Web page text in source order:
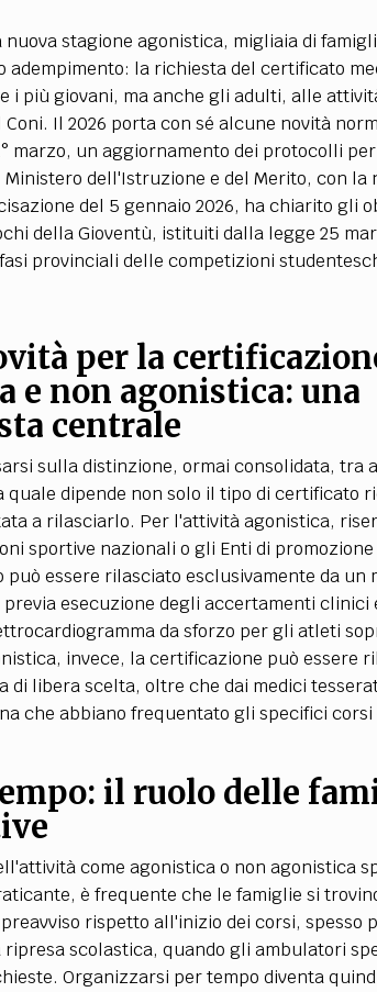
stagione agonistica, migliaia di
adempimento: la richiesta del certificato
i più giovani, ma anche gli adulti, alle
Il 2026 porta con sé alcune novità
marzo, un aggiornamento dei protocolli
dell'Istruzione e del Merito, con la
del 5 gennaio 2026, ha chiarito gli
della Gioventù, istituiti dalla legge 25
provinciali delle competizioni
per la
e non agonistica: una
centrale
sulla distinzione, ormai consolidata, tra
quale dipende non solo il tipo di certificato
a rilasciarlo. Per l'attività agonistica,
sportive nazionali o gli Enti di
essere rilasciato esclusivamente da un
esecuzione degli accertamenti clinici
da sforzo per gli atleti
invece, la certificazione può essere
di libera scelta, oltre che dai medici
che abbiano frequentato gli specifici corsi
il ruolo delle
come agonistica o non agonistica
è frequente che le famiglie si
rispetto all'inizio dei corsi, spesso
scolastica, quando gli ambulatori
Organizzarsi per tempo diventa